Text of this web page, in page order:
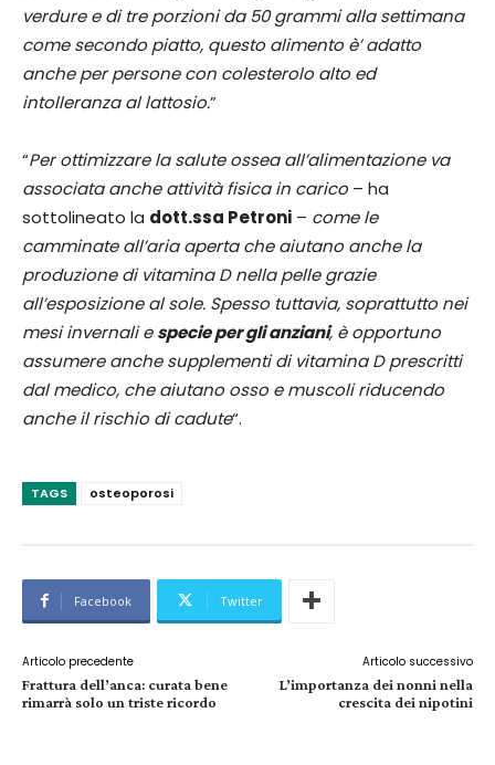
verdure e di tre porzioni da 50 grammi alla settimana
come secondo piatto, questo alimento è’ adatto
anche per persone con colesterolo alto ed
intolleranza al lattosio.”
“Per ottimizzare la salute ossea all’alimentazione va
associata anche attività fisica in carico– ha
sottolineato la dott.ssa Petroni – come le
camminate all’aria aperta che aiutano anche la
produzione di vitamina D nella pelle grazie
all’esposizione al sole. Spesso tuttavia, soprattutto nei
mesi invernali especie per gli anziani, è opportuno
assumere anche supplementi di vitamina D prescritti
dal medico, che aiutano osso e muscoli riducendo
anche il rischio di cadute“.
TAGS osteoporosi
Facebook Twitter
Articolo precedente
Frattura dell’anca: curata bene
rimarrà solo un triste ricordo
Articolo successivo
L’importanza dei nonni nella
crescita dei nipotini